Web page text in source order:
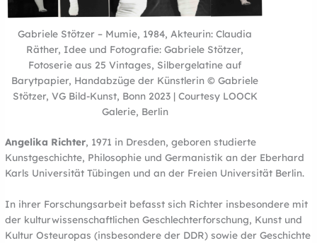
Gabriele Stötzer – Mumie, 1984, Akteurin: Claudia
Räther, Idee und Fotografie: Gabriele Stötzer,
Fotoserie aus 25 Vintages, Silbergelatine auf
Barytpapier, Handabzüge der Künstlerin © Gabriele
Stötzer, VG Bild-Kunst, Bonn 2023 | Courtesy LOOCK
Galerie, Berlin
Angelika Richter, 1971 in Dresden, geboren studierte
Kunstgeschichte, Philosophie und Germanistik an der Eberhard
Karls Universität Tübingen und an der Freien Universität Berlin.
In ihrer Forschungsarbeit befasst sich Richter insbesondere mit
der kulturwissenschaftlichen Geschlechterforschung, Kunst und
Kultur Osteuropas (insbesondere der DDR) sowie der Geschichte